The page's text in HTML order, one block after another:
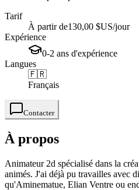
Tarif
À partir de130,00 $US/jour
Expérience
0-2 ans d'expérience
Langues
🇫🇷
Français
Contacter
À propos
Animateur 2d spécialisé dans la
animés. J'ai déjà pu travailles avec
qu'Aminematue, Elian Ventre ou